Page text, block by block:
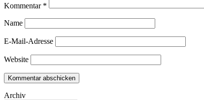
Kommentar *
Name
E-Mail-Adresse
Website
Archiv